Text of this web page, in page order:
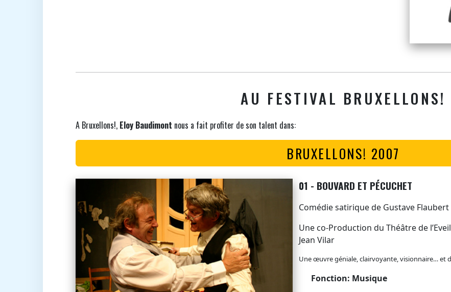
AU FESTIVAL BRUXELLONS!
A Bruxellons!, Eloy Baudimont nous a fait profiter de son talent dans:
BRUXELLONS! 2007
01 - BOUVARD ET PÉCUCHET
Comédie satirique de Gustave Flaubert
Une co-Production du Théâtre de
Jean Vilar
Une œuvre géniale, clairvoyante, visionnaire… et
Fonction: Musique